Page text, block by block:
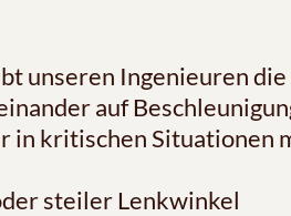
unseren Ingenieuren
auf
in kritischen Situationen
steiler Lenkwinkel